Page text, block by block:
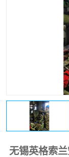
无锡英格索
英格索兰
微电脑控制器
复盛离心机零
冷却器
CAMERON空